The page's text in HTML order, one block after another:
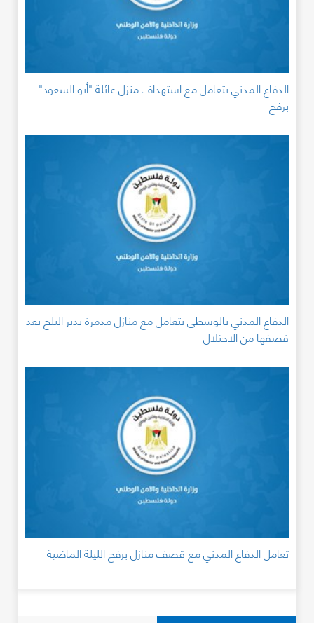
الدفاع المدني يتعامل مع استهداف منزل عائلة "أبو السعود"
برفح
الدفاع المدني بالوسطى يتعامل مع منازل مدمرة بدير البلح بعد
قصفها من الاحتلال
تعامل الدفاع المدني مع قصف منازل برفح الليلة الماضية